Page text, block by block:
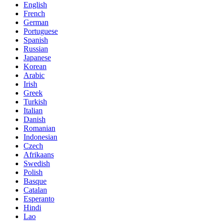
English
French
German
Portuguese
Spanish
Russian
Japanese
Korean
Arabic
Irish
Greek
Turkish
Italian
Danish
Romanian
Indonesian
Czech
Afrikaans
Swedish
Polish
Basque
Catalan
Esperanto
Hindi
Lao